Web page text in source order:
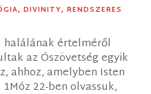
,DIVINITY,RENDSZERES
halálának értelméről
az Ószövetség egyik
ahhoz, amelyben Isten
22-ben olvassuk,